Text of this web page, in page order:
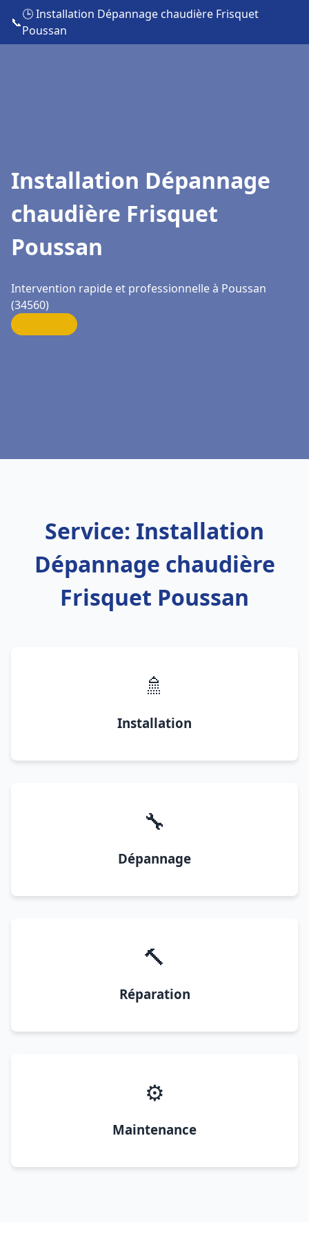
📞
🕒 Installation Dépannage chaudière Frisquet
Poussan
Installation Dépannage
chaudière Frisquet
Poussan
Intervention rapide et professionnelle à Poussan
(34560)
Service: Installation
Dépannage chaudière
Frisquet Poussan
🚿
Installation
🔧
Dépannage
🔨
Réparation
⚙️
Maintenance